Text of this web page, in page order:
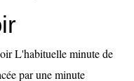
L'habituelle minute de
par une minute